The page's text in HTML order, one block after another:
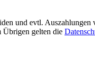
und evtl.
Übrigen gelten die